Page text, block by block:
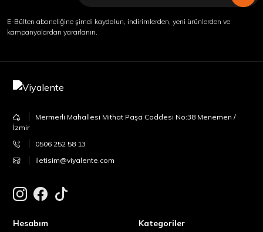
E-Bülten aboneliğine şimdi kaydolun, indirimlerden, yeni ürünlerden ve
kampanyalardan yararlanın.
Mermerli Mahallesi Mithat Paşa Caddesi No:38 Menemen /
İzmir
0506 252 58 13
iletisim@viyalente.com
Hesabım Kategoriler